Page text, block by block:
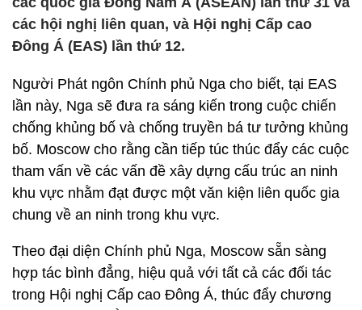
các hội nghị liên quan, và Hội nghị Cấp cao
Đông Á (EAS) lần thứ 12.
Người Phát ngôn Chính phủ Nga cho biết, tại EAS
lần này, Nga sẽ đưa ra sáng kiến trong cuộc chiến
chống khủng bố và chống truyền bá tư tưởng khủng
bố. Moscow cho rằng cần tiếp túc thúc đẩy các cuộc
tham vấn về các vấn đề xây dựng cấu trúc an ninh
khu vực nhằm đạt được một văn kiện liên quốc gia
chung về an ninh trong khu vực.
Theo đại diện Chính phủ Nga, Moscow sẵn sàng
hợp tác bình đẳng, hiệu quả với tất cả các đối tác
trong Hội nghị Cấp cao Đông Á, thúc đẩy chương